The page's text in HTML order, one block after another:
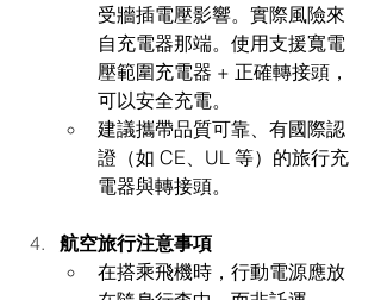
受牆插電壓影響。實際風險來
自充電器那端。使用支援寬電
壓範圍充電器 + 正確轉接頭，
可以安全充電。
建議攜帶品質可靠、有國際認
證（如 CE、UL 等）的旅行充
電器與轉接頭。
航空旅行注意事項
在搭乘飛機時，行動電源應放